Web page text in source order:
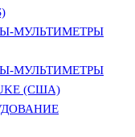
МУЛЬТИМЕТРЫ
МУЛЬТИМЕТРЫ
(США)